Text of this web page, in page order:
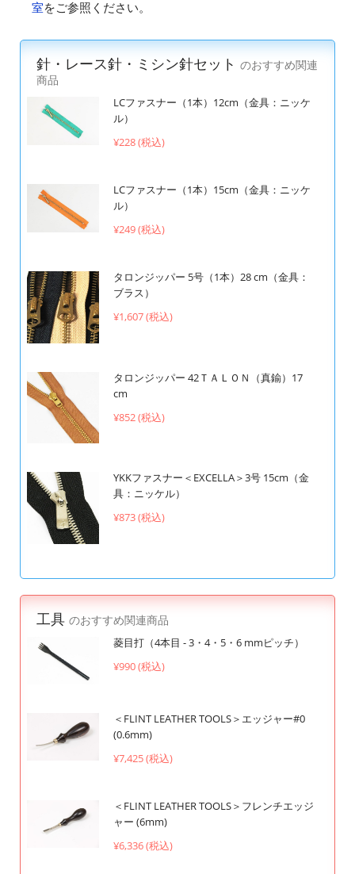
室をご参照ください。
針・レース針・ミシン針セット のおすすめ関連
商品
LCファスナー（1本）12cm（金具：ニッケ
ル）
¥228 (税込)
LCファスナー（1本）15cm（金具：ニッケ
ル）
¥249 (税込)
タロンジッパー 5号（1本）28 cm（金具：
ブラス）
¥1,607 (税込)
タロンジッパー 42ＴＡＬＯＮ（真鍮）17
cm
¥852 (税込)
YKKファスナー＜EXCELLA＞3号 15cm（金
具：ニッケル）
¥873 (税込)
工具 のおすすめ関連商品
菱目打（4本目 - 3・4・5・6 mmピッチ）
¥990 (税込)
＜FLINT LEATHER TOOLS＞エッジャー#0
(0.6mm)
¥7,425 (税込)
＜FLINT LEATHER TOOLS＞フレンチエッジ
ャー (6mm)
¥6,336 (税込)